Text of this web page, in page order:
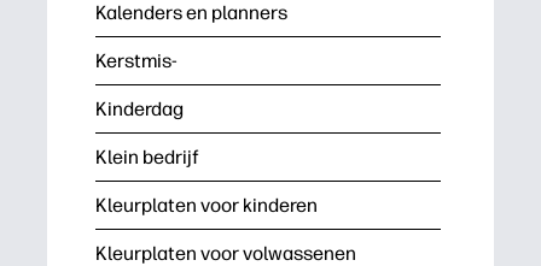
Kalenders en planners
Kerstmis-
Kinderdag
Klein bedrijf
Kleurplaten voor kinderen
Kleurplaten voor volwassenen